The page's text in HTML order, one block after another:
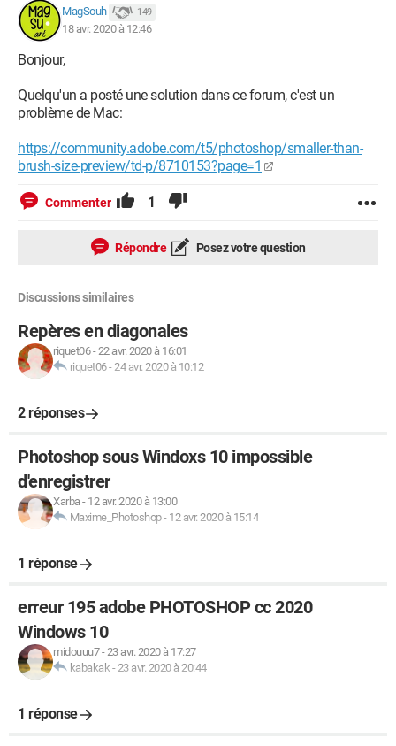
MagSouh 149
18 avr. 2020 à 12:46
Bonjour,
Quelqu'un a posté une solution dans ce forum, c'est un
problème de Mac:
https://community.adobe.com/t5/photoshop/smaller-than-
brush-size-preview/td-p/8710153?page=1
Commenter 1
Répondre Posez votre question
Discussions similaires
Repères en diagonales
riquet06-22 avr. 2020 à 16:01
riquet06-24 avr. 2020 à 10:12
2 réponses
Photoshop sous Windoxs 10 impossible
d'enregistrer
Xarba- 12 avr. 2020 à 13:00
Maxime_Photoshop- 12 avr. 2020 à 15:14
1 réponse
erreur 195 adobe PHOTOSHOP cc 2020
Windows 10
midouuu7-23 avr. 2020 à 17:27
kabakak -23 avr. 2020 à 20:44
1 réponse